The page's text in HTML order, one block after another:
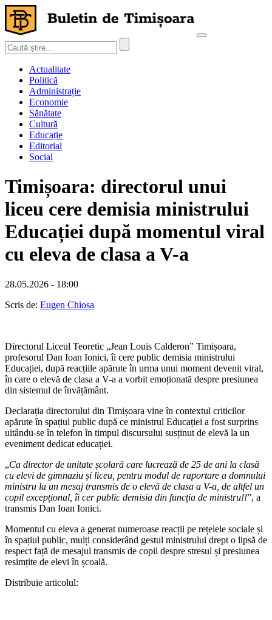
Actualitate
Politică
Administrație
Economie
Sănătate
Cultură
Educație
Editorial
Social
Timișoara: directorul unui
liceu cere demisia ministrului
Educației după momentul viral
cu eleva de clasa a V-a
28.05.2026 - 18:00
Scris de: Eugen Chiosa
Directorul Liceul Teoretic „Jean Louis Calderon” Timișoara,
profesorul Dan Ioan Ionici, îi cere public demisia ministrului
Educației, după reacțiile apărute în urma unui moment devenit viral,
în care o elevă de clasa a V-a a vorbit emoționată despre presiunea
din sistemul de învățământ.
Declarația directorului din Timișoara vine în contextul criticilor
apărute în spațiul public după ce ministrul Educației a fost surprins
uitându-se în telefon în timpul discursului susținut de elevă la un
eveniment dedicat educației.
„Ca director de unitate școlară care lucrează de 25 de ani la clasă
cu elevi de gimnaziu și liceu, pentru modul de raportare a domnului
ministru la un mesaj transmis de o elevă de clasa a V-a, de altfel un
copil excepțional, îi cer public demisia din funcția de ministru!!”, a
transmis Dan Ioan Ionici.
Momentul cu eleva a generat numeroase reacții pe rețelele sociale și
în spațiul public, mulți considerând gestul ministrului drept o lipsă de
respect față de mesajul transmis de copil despre stresul și presiunea
resimțite de elevi în școală.
Distribuie articolul: